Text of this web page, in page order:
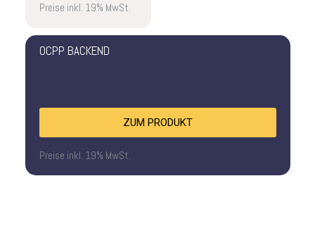
Preise inkl. 19% MwSt.
OCPP BACKEND
ZUM PRODUKT
Preise inkl. 19% MwSt.